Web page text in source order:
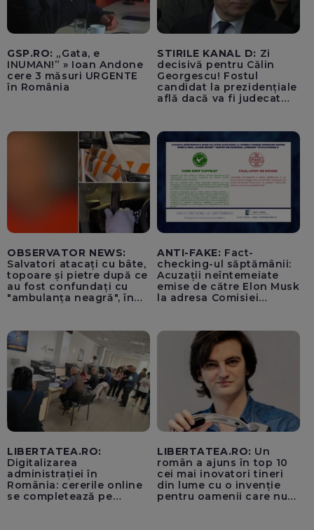
GSP.RO: „Gata, e
INUMAN!” » Ioan Andone
cere 3 măsuri URGENTE
în România
STIRILE KANAL D: Zi
decisivă pentru Călin
Georgescu! Fostul
candidat la prezidențiale
află dacă va fi judecat
OBSERVATOR NEWS:
Salvatori atacați cu bâte,
topoare și pietre după ce
au fost confundați cu
"ambulanța neagră", în
ANTI-FAKE: Fact-
checking-ul săptămânii:
Acuzații neîntemeiate
emise de către Elon Musk
la adresa Comisiei
pentru instaurarea
„cenzurii” pe platforma X
LIBERTATEA.RO:
Digitalizarea
administrației în
România: cererile online
se completează pe
LIBERTATEA.RO: Un
român a ajuns în top 10
cei mai inovatori tineri
din lume cu o invenție
pentru oamenii care nu